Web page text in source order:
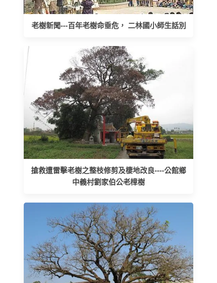
老樹新聞---百年老樹命垂危， 二林國小師生話別
搶救遭雷擊老樹之整枝修剪及棲地改良----公館鄉
中義村劉家伯公老樟樹